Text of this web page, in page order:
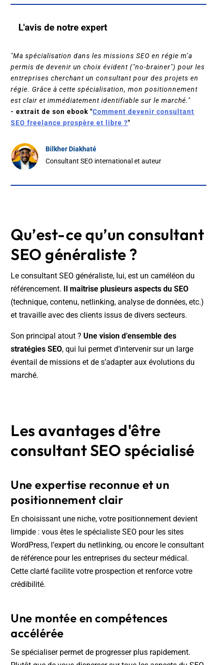
L'avis de notre expert
"Ma spécialisation dans les missions SEO en régie m’a
permis de devenir un choix évident ("no-brainer") pour les
entreprises cherchant un consultant pour des projets en
régie. Grâce à cette spécialisation, mon positionnement
est clair et immédiatement identifiable sur le marché."
- extrait de son ebook "Comment devenir consultant
SEO freelance prospère et libre ?"
Bilkher Diakhaté
Consultant SEO international et auteur
Qu’est-ce qu’un consultant
SEO généraliste ?
Le consultant SEO généraliste, lui, est un caméléon du
référencement. Il maîtrise plusieurs aspects du SEO
(technique, contenu, netlinking, analyse de données, etc.)
et travaille avec des clients issus de divers secteurs.
Son principal atout ? Une vision d’ensemble des
stratégies SEO, qui lui permet d’intervenir sur un large
éventail de missions et de s’adapter aux évolutions du
marché.
Les avantages d'être
consultant SEO spécialisé
Une expertise reconnue et un
positionnement clair
En choisissant une niche, votre positionnement devient
limpide : vous êtes le spécialiste SEO pour les sites
WordPress, l’expert du netlinking, ou encore le consultant
de référence pour les entreprises du secteur médical.
Cette clarté facilite votre prospection et renforce votre
crédibilité.
Une montée en compétences
accélérée
Se spécialiser permet de progresser plus rapidement.